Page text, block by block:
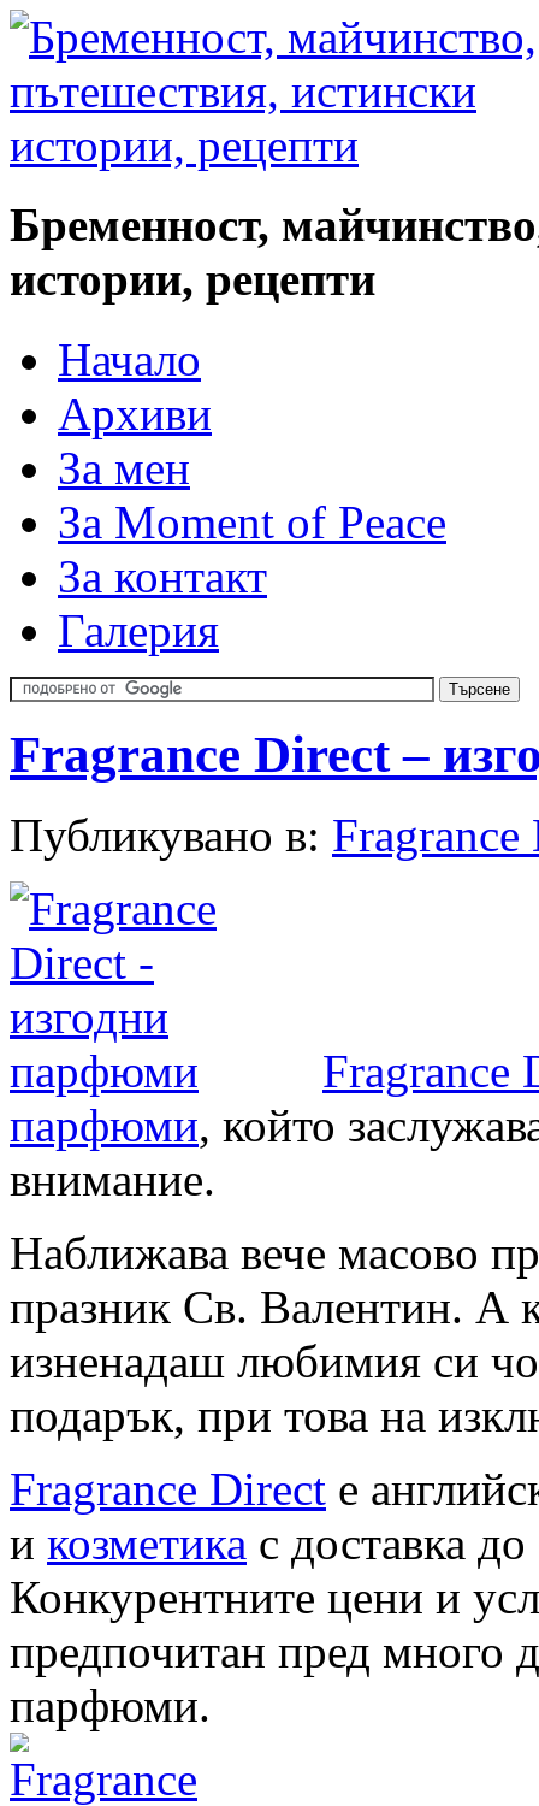
Бременност,
истории, рецепти
Начало
Архиви
За мен
За Moment of Peace
За контакт
Галерия
Fragrance Direct –
Публикувано в: Fragrance
Fragrance
парфюми, който
внимание.
Наближава вече масово
празник Св. Валентин. А
изненадаш любимия си
подарък, при това на
Fragrance Direct е
и козметика с доставка
Конкурентните цени и
предпочитан пред много
парфюми.